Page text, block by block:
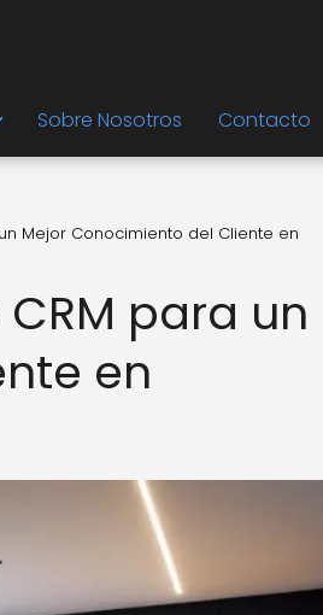
Sobre Nosotros Contacto
Mejor Conocimiento del Cliente en
para un
en